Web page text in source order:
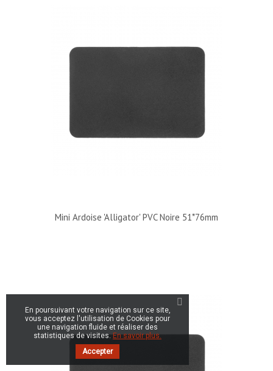
Mini Ardoise 'Alligator' PVC Noire 51*76mm
En poursuivant votre navigation sur ce site,
vous acceptez l'utilisation de Cookies pour
une navigation fluide et réaliser des
statistiques de visites.En savoir plus.
Accepter